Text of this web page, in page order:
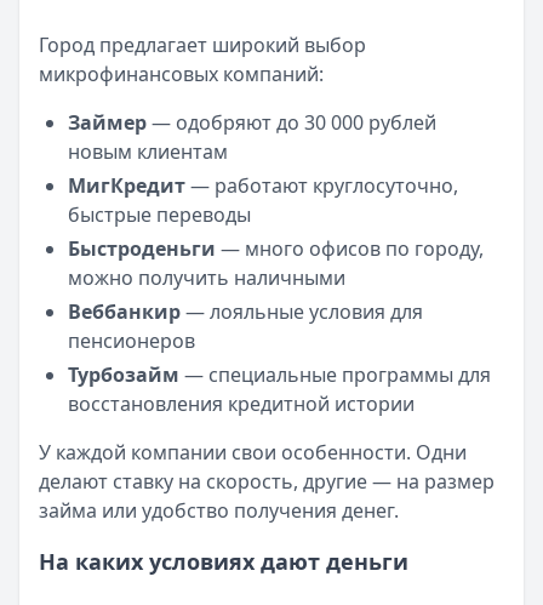
Город предлагает широкий выбор
микрофинансовых компаний:
Займер— одобряют до 30 000 рублей
новым клиентам
МигКредит— работают круглосуточно,
быстрые переводы
Быстроденьги — много офисов по городу,
можно получить наличными
Веббанкир— лояльные условия для
пенсионеров
Турбозайм — специальные программы для
восстановления кредитной истории
У каждой компании свои особенности. Одни
делают ставку на скорость, другие — на размер
займа или удобство получения денег.
На каких условиях дают деньги